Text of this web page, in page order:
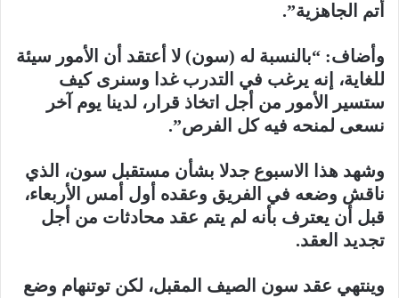
أتم الجاهزية”.
وأضاف: “بالنسبة له (سون) لا أعتقد أن الأمور سيئة
للغاية، إنه يرغب في التدرب غدا وسنرى كيف
ستسير الأمور من أجل اتخاذ قرار، لدينا يوم آخر
نسعى لمنحه فيه كل الفرص”.
وشهد هذا الاسبوع جدلا بشأن مستقبل سون، الذي
ناقش وضعه في الفريق وعقده أول أمس الأربعاء،
قبل أن يعترف بأنه لم يتم عقد محادثات من أجل
تجديد العقد.
وينتهي عقد سون الصيف المقبل، لكن توتنهام وضع